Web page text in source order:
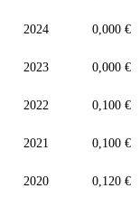
2024 0,000 €
2023 0,000 €
2022 0,100 €
2021 0,100 €
2020 0,120 €